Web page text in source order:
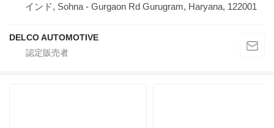
インド, Sohna - Gurgaon Rd Gurugram, Haryana, 122001
DELCO AUTOMOTIVE